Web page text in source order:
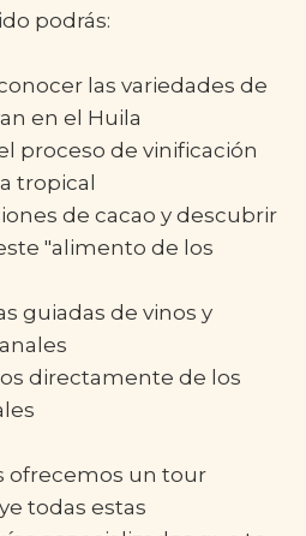
podrás:
las variedades de
en el Huila
proceso de vinificación
tropical
de cacao y descubrir
"alimento de los
guiadas de vinos y
directamente de los
ofrecemos un tour
todas estas